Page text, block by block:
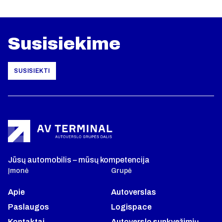
Susisiekime
SUSISIEKTI
Jūsų automobilis – mūsų kompetencija
Įmonė
Apie
Paslaugos
Grupė
Autoverslas
Logispace